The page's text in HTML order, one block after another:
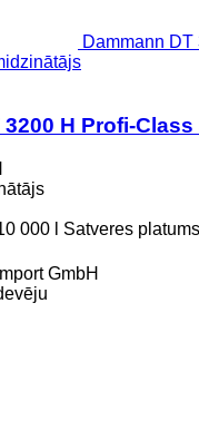
Dammann
H Profi-Class
000 l Satveres platums
GmbH